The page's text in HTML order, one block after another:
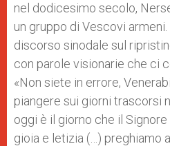
nel dodicesimo secolo,
un gruppo di Vescovi
discorso sinodale sul
con parole visionarie che ci
«Non siete in errore,
piangere sui giorni trascorsi
oggi è il giorno che il
gioia e letizia (…) preghiamo